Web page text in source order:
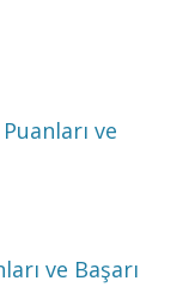
ve
ve Başarı